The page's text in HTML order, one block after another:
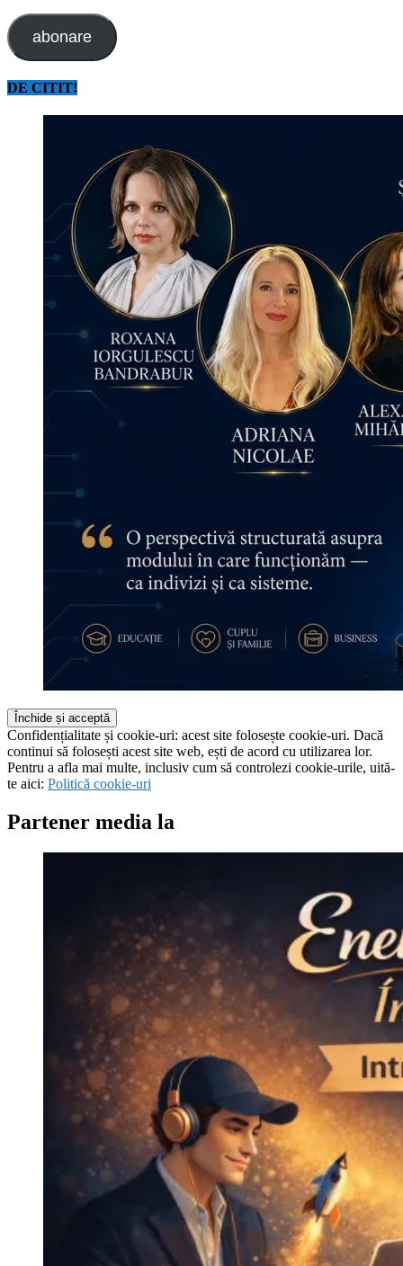
abonare
DE CITIT!
Confidențialitate și cookie-uri: acest site folosește cookie-uri. Dacă
continui să folosești acest site web, ești de acord cu utilizarea lor.
Pentru a afla mai multe, inclusiv cum să controlezi cookie-urile, uită-
te aici: Politică cookie-uri
Partener media la